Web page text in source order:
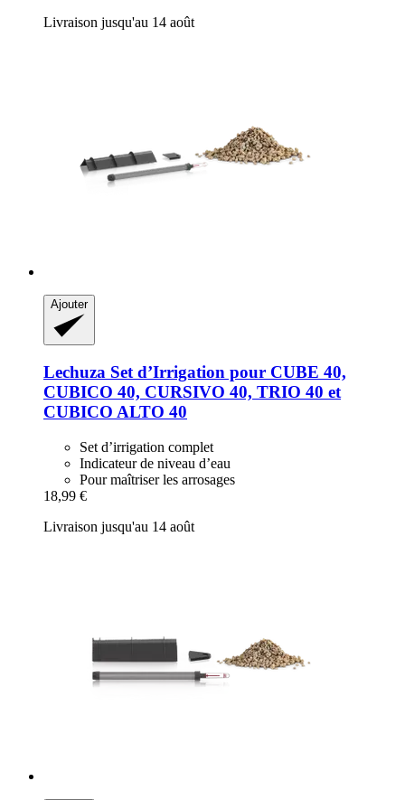
Livraison jusqu'au 14 août
Ajouter
Lechuza Set d’Irrigation pour CUBE 40,
CUBICO 40, CURSIVO 40, TRIO 40 et
CUBICO ALTO 40
Set d’irrigation complet
Indicateur de niveau d’eau
Pour maîtriser les arrosages
18,99 €
Livraison jusqu'au 14 août